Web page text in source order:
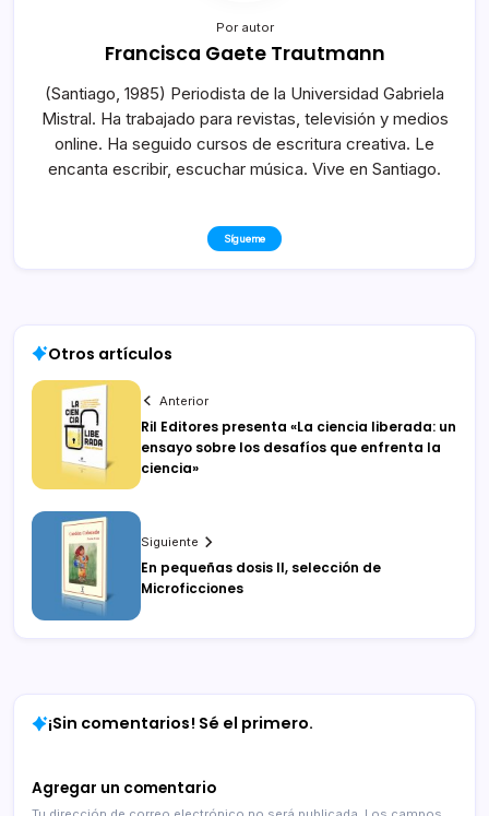
Por autor
Francisca Gaete Trautmann
(Santiago, 1985) Periodista de la Universidad Gabriela
Mistral. Ha trabajado para revistas, televisión y medios
online. Ha seguido cursos de escritura creativa. Le
encanta escribir, escuchar música. Vive en Santiago.
Sígueme
Otros artículos
Anterior
Ril Editores presenta «La ciencia liberada: un
ensayo sobre los desafíos que enfrenta la
ciencia»
Siguiente
En pequeñas dosis II, selección de
Microficciones
¡Sin comentarios! Sé el primero.
Agregar un comentario